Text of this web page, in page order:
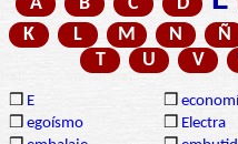
K
L M N Ñ
T
U V
❒ E ❒
❒ egoísmo ❒ Electra